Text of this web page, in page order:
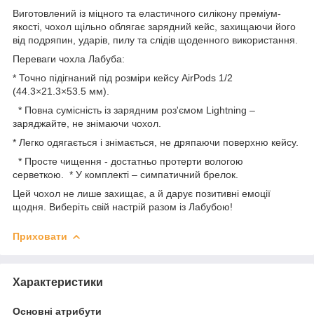
Виготовлений із міцного та еластичного силікону преміум-
якості, чохол щільно облягає зарядний кейс, захищаючи його
від подряпин, ударів, пилу та слідів щоденного використання.
Переваги чохла Лабуба:
* Точно підігнаний під розміри кейсу AirPods 1/2
(44.3×21.3×53.5 мм).
* Повна сумісність із зарядним роз'ємом Lightning –
заряджайте, не знімаючи чохол.
* Легко одягається і знімається, не дряпаючи поверхню кейсу.
* Просте чищення - достатньо протерти вологою
серветкою. * У комплекті – симпатичний брелок.
Цей чохол не лише захищає, а й дарує позитивні емоції
щодня. Виберіть свій настрій разом із Лабубою!
Приховати
Характеристики
Основні атрибути